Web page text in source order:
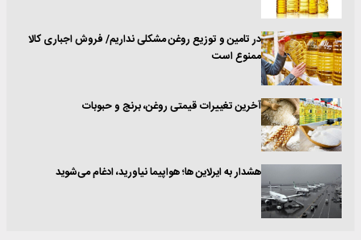
در تامین و توزیع روغن مشکلی نداریم/ فروش اجباری کالا
ممنوع است
آخرین تغییرات قیمتی روغن، برنج و حبوبات
هشدار به ایرلاین ها؛ هواپیما نیاورید، ادغام می‌شوید